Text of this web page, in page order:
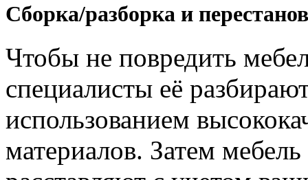
Сборка/разборка и
Чтобы не повредить
специалисты её
использованием
материалов. Затем